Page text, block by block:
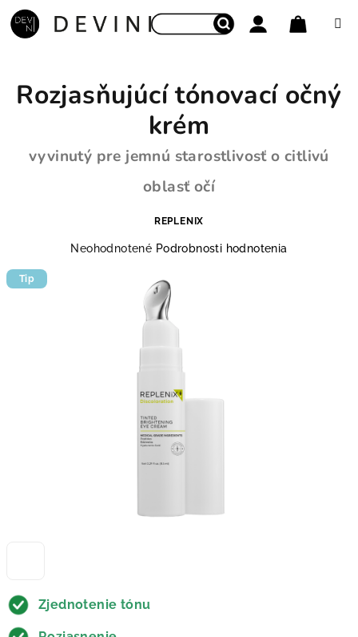
Prejsť na obsah
Zjednotenie tónu
Rozjasňujúcí tónovací očný
krém
vyvinutý pre jemnú starostlivosť o citlivú
oblasť očí
REPLENIX
Priemerné hodnotenie produktu je 0,0 z 5
Neohodnotené Podrobnosti hodnotenia
Tip